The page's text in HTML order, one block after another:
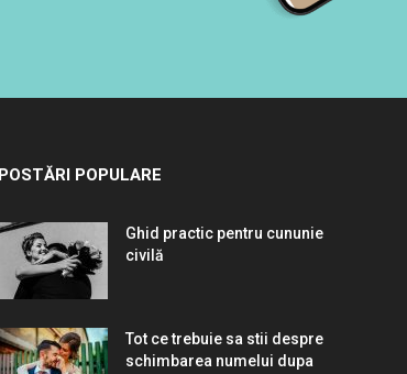
POSTĂRI POPULARE
Ghid practic pentru cununie
civilă
Tot ce trebuie sa stii despre
schimbarea numelui dupa